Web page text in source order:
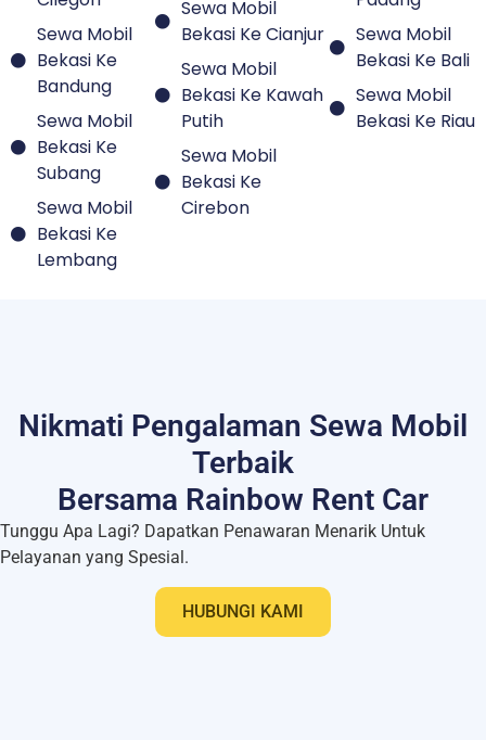
Sewa Mobil
Bekasi Ke
Subang
Sewa Mobil
Bekasi Ke
Lembang
Putih
Sewa Mobil
Bekasi Ke
Cirebon
Bekasi Ke Riau
Tunggu Apa Lagi? Dapatkan Penawaran Menarik Untuk
HUBUNGI KAMI